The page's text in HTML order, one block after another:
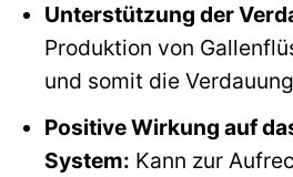
Unterstützung der
Produktion von
und somit die
Positive Wirkung auf
System: Kann zur